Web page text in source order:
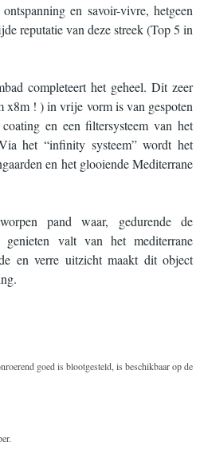
en savoir-vivre, hetgeen
reputatie van deze streek (Top 5 in
completeert het geheel. Dit zeer
x8m ! ) in vrije vorm is van gespoten
en een filtersysteem van het
het “infinity systeem” wordt het
en het glooiende Mediterrane
pand waar, gedurende de
genieten valt van het mediterrane
en verre uitzicht maakt dit object
goed is blootgesteld, is beschikbaar op de